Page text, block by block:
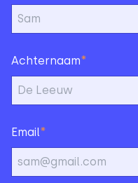
Achternaam*
Email*